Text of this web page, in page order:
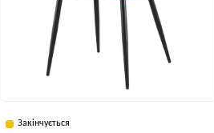
Закінчується